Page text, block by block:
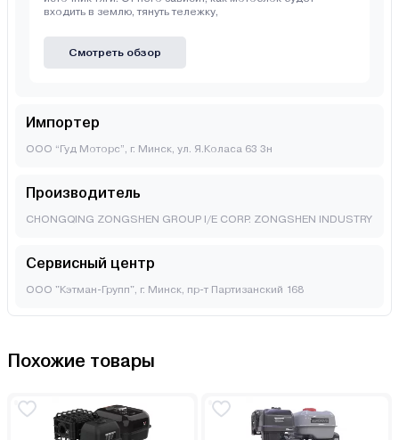
входить в землю, тянуть тележку,
Смотреть обзор
Импортер
ООО “Гуд Моторс”, г. Минск, ул. Я.Коласа 63 3н
Производитель
CHONGQING ZONGSHEN GROUP I/E CORP. ZONGSHEN INDUSTRY
Сервисный центр
ООО "Кэтман-Групп", г. Минск, пр-т Партизанский 168
Похожие товары